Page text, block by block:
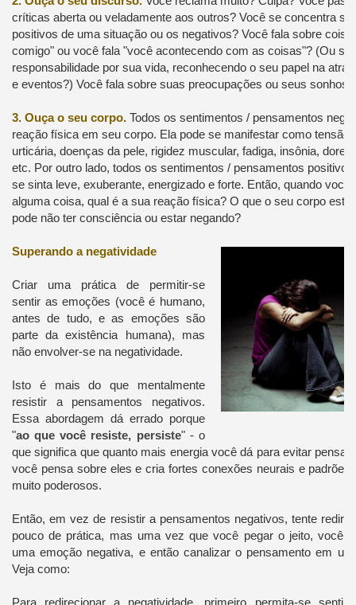
críticas aberta ou veladamente aos outros? Você se concentra
positivos de uma situação ou os negativos? Você fala sobre
comigo" ou você fala "você acontecendo com as coisas"? (Ou
responsabilidade por sua vida, reconhecendo o seu papel na
e eventos?) Você fala sobre suas preocupações ou seus sonhos?
3. Ouça o seu corpo.Todos os sentimentos / pensamentos
reação física em seu corpo. Ela pode se manifestar como
urticária, doenças da pele, rigidez muscular, fadiga, insônia,
etc. Por outro lado, todos os sentimentos / pensamentos
se sinta leve, exuberante, energizado e forte. Então, quando você
alguma coisa, qual é a sua reação física? O que o seu corpo está
pode não ter consciência ou estar negando?
Superando a negatividade
Criar uma prática de permitir-se
sentir as emoções (você é humano,
antes de tudo, e as emoções são
parte da existência humana), mas
não envolver-se na negatividade.
Isto é mais do que mentalmente
resistir a pensamentos negativos.
Essa abordagem dá errado porque
"ao que você resiste, persiste" - o
que significa que quanto mais energia você dá para evitar
você pensa sobre eles e cria fortes conexões neurais e padrões
muito poderosos.
Então, em vez de resistir a pensamentos negativos, tente
pouco de prática, mas uma vez que você pegar o jeito, você
uma emoção negativa, e então canalizar o pensamento em
Veja como:
Para redirecionar a negatividade, primeiro permita-se sentir.